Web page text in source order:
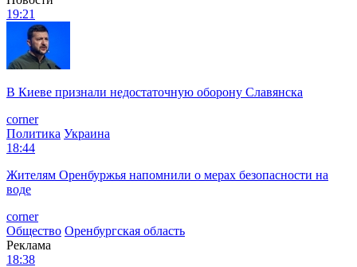
19:21
В Киеве признали недостаточную оборону Славянска
corner
Политика Украина
18:44
Жителям Оренбуржья напомнили о мерах безопасности на
воде
corner
Общество Оренбургская область
Реклама
18:38